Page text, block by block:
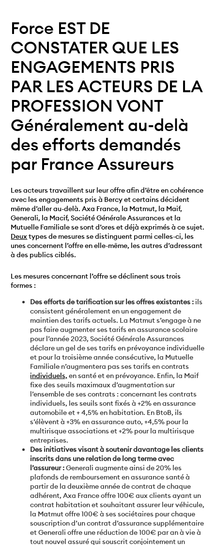
Force EST DE
CONSTATER QUE LES
ENGAGEMENTS PRIS
PAR LES ACTEURS DE LA
PROFESSION VONT
Généralement au-delà
des efforts demandés
par France Assureurs
Les acteurs travaillent sur leur offre afin d’être en cohérence
avec les engagements pris à Bercy et certains décident
même d’aller au-delà. Axa France, la Matmut, la Maif,
Generali, la Macif, Société Générale Assurances et la
Mutuelle Familiale se sont d’ores et déjà exprimés à ce sujet.
Deuxtypes de mesures se distinguent parmi celles-ci, les
unes concernent l’offre en elle-même, les autres d’adressant
à des publics ciblés.
Les mesures concernant l’offre se déclinent sous trois
formes :
Des efforts de tarification sur les offres existantes : ils
consistent généralement en un engagement de
maintien des tarifs actuels. La Matmut s’engage à ne
pas faire augmenter ses tarifs en assurance scolaire
pour l’année 2023, Société Générale Assurances
déclare un gel de ses tarifs en prévoyance individuelle
et pour la troisième année consécutive, la Mutuelle
Familiale n’augmentera pas ses tarifs en contrats
individuels, en santé et en prévoyance. Enfin, la Maif
fixe des seuils maximaux d’augmentation sur
l’ensemble de ses contrats : concernant les contrats
individuels, les seuils sont fixés à +2% en assurance
automobile et + 4,5% en habitation. En BtoB, ils
s’élèvent à +3% en assurance auto, +4,5% pour la
multirisque associations et +2% pour la multirisque
entreprises.
Des initiatives visant à soutenir davantage les clients
inscrits dans une relation de long terme avec
l’assureur :Generali augmente ainsi de 20% les
plafonds de remboursement en assurance santé à
partir de la deuxième année de contrat de chaque
adhérent, Axa France offre 100€ aux clients ayant un
contrat habitation et souhaitant assurer leur véhicule,
la Matmut offre 100€ à ses sociétaires pour chaque
souscription d’un contrat d’assurance supplémentaire
et Generali offre une réduction de 100€ par an à vie à
tout nouvel assuré qui souscrit conjointement un